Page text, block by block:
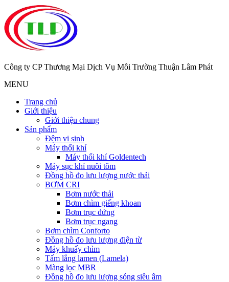
Công ty CP Thương Mại Dịch Vụ Môi Trường Thuận Lâm Phát
MENU
Trang chủ
Giới thiệu
Giới thiệu chung
Sản phẩm
Đệm vi sinh
Máy thổi khí
Máy thổi khí Goldentech
Máy sục khí nuôi tôm
Đồng hồ đo lưu lượng nước thải
BƠM CRI
Bơm nước thải
Bơm chìm giếng khoan
Bơm trục đứng
Bơm trục ngang
Bơm chìm Conforto
Đồng hồ đo lưu lượng điện từ
Máy khuấy chìm
Tấm lắng lamen (Lamela)
Màng lọc MBR
Đồng hồ đo lưu lượng sóng siêu âm